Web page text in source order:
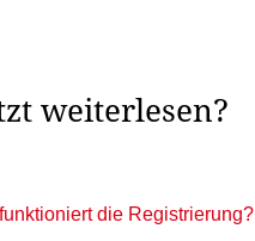
weiterlesen?
die Registrierung?